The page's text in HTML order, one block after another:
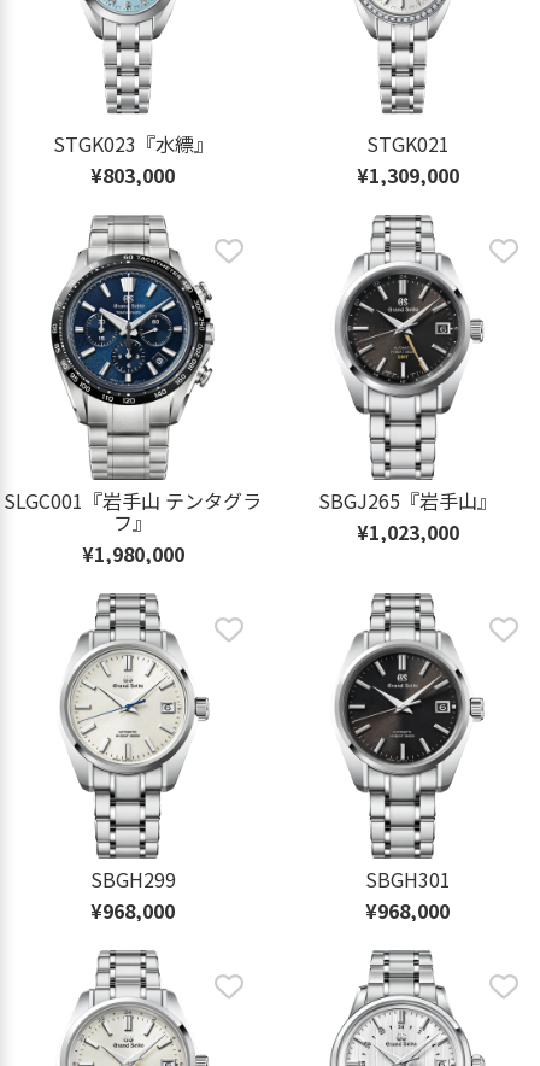
STGK023『水縹』
¥803,000
STGK021
¥1,309,000
SLGC001『岩手山 テンタグラ
フ』
¥1,980,000
SBGJ265『岩手山』
¥1,023,000
SBGH299
¥968,000
SBGH301
¥968,000